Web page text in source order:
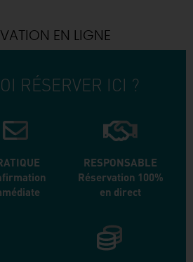
EN LIGNE
RÉSERVER ICI ?
RESPONSABLE
Réservation 100%
en direct